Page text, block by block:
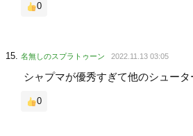
0
名無しのスプラトゥーン 2022.11.13 03:05
シャプマが優秀すぎて他のシュー
0